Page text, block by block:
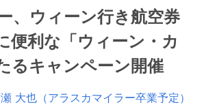
、ウィーン行き航空券
便利な「ウィーン・カ
るキャンペーン開催
大也（アラスカマイラー卒業予定）